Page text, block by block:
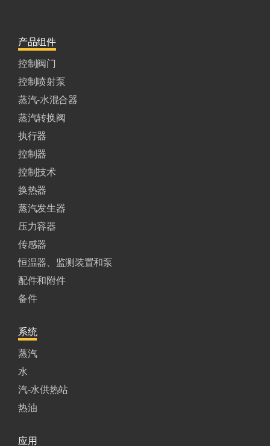
产品组件
控制阀门
控制喷射泵
蒸汽-水混合器
蒸汽转换阀
执行器
控制器
控制技术
换热器
蒸汽发生器
压力容器
传感器
恒温器、监测装置和泵
配件和附件
备件
系统
蒸汽
水
汽-水供热站
热油
应用